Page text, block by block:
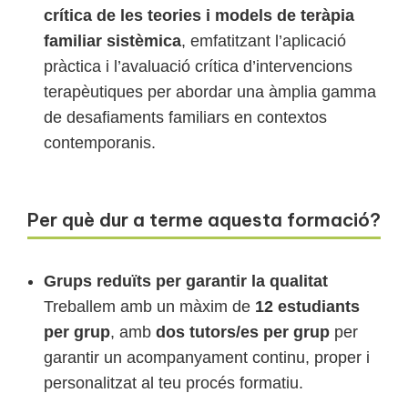
crítica de les teories i models de teràpia
familiar sistèmica, emfatitzant l’aplicació
pràctica i l’avaluació crítica d’intervencions
terapèutiques per abordar una àmplia gamma
de desafiaments familiars en contextos
contemporanis.
Per què dur a terme aquesta formació?
Grups reduïts per garantir la qualitat
Treballem amb un màxim de 12 estudiants
per grup, amb dos tutors/es per grup per
garantir un acompanyament continu, proper i
personalitzat al teu procés formatiu.